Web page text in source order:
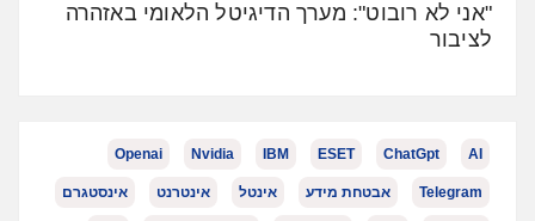
"אני לא רובוט": מערך הדיגיטל הלאומי באזהרה
לציבור
AI
ChatGpt
ESET
IBM
Nvidia
Openai
Telegram אבטחת מידע אינטל אינטרנט אינסטגרם